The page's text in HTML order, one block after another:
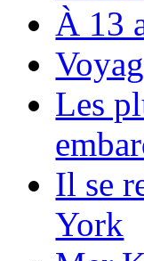
À 13
Les
Il se
York